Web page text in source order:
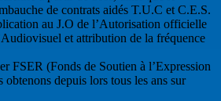
de contrats aidés T.U.C et C.E.S.
au J.O de l’Autorisation officielle
et attribution de la fréquence
FSER (Fonds de Soutien à l’Expression
depuis lors tous les ans sur